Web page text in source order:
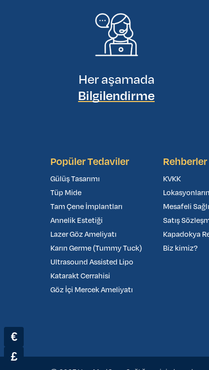
€
£
Her aşamada
Bilgilendirme
Popüler Tedaviler
Gülüş Tasarımı
Tüp Mide
Tam Çene İmplantları
Annelik Estetiği
Lazer Göz Ameliyatı
Karın Germe (Tummy Tuck)
Ultrasound Assisted Lipo
Katarakt Cerrahisi
Göz İçi Mercek Ameliyatı
Rehberler
KVKK
Mesafeli
Satış
Kapadokya
Biz kimiz?